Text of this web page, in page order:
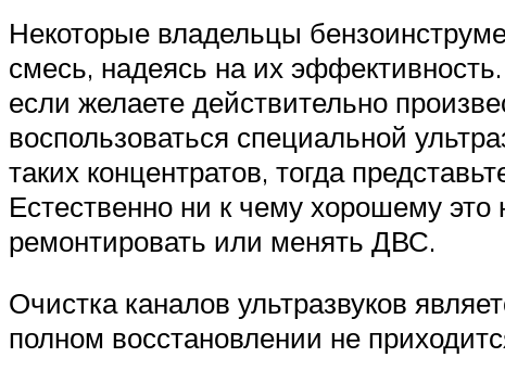
Некоторые владельцы
смесь, надеясь на их
если желаете действительно
воспользоваться специальной
таких концентратов, тогда
Естественно ни к чему хорошему это
ремонтировать или менять ДВС.
Очистка каналов ультразвуков
полном восстановлении не